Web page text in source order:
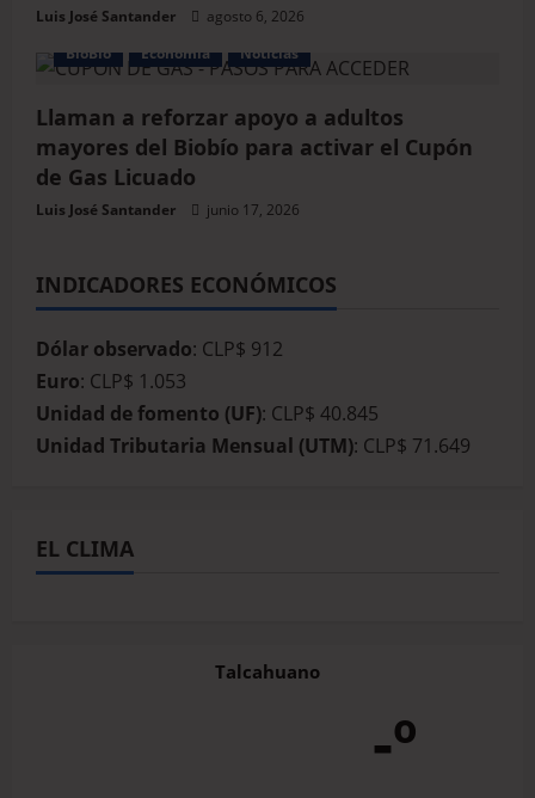
Luis José Santander
agosto 6, 2026
BioBio
Economía Noticias
Llaman a reforzar apoyo a adultos
mayores del Biobío para activar el Cupón
de Gas Licuado
Luis José Santander junio 17, 2026
INDICADORES ECONÓMICOS
Dólar observado: CLP$ 912
Euro: CLP$ 1.053
Unidad de fomento (UF): CLP$ 40.845
Unidad Tributaria Mensual (UTM): CLP$ 71.649
EL CLIMA
Talcahuano
-º